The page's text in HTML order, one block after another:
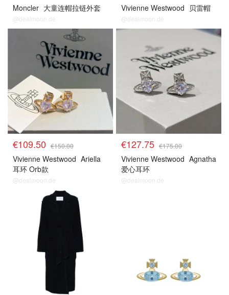
Moncler 大童连帽拉链外套
@dealmoon.de
Vivienne Westwood 贝雷帽
@dealmoon.de
€109.50 €150.00
Vivienne Westwood Ariella
耳环 Orb款
@dealmoon.de
€127.75 €175.00
Vivienne Westwood Agnatha
爱心耳环
@dealmoon.de